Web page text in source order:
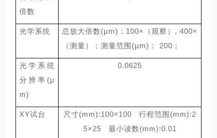
倍数
光学系统 总放大倍数(μm) ： 100×（观察） , 400×
（测量）；测量范围 (μm) ： 200 ；
光学系统
分辨率 (μ
m)
0.0625
XY试台 尺寸(mm):100×100 行程范围 (mm):2
5×25 最小读数(mm):0.01